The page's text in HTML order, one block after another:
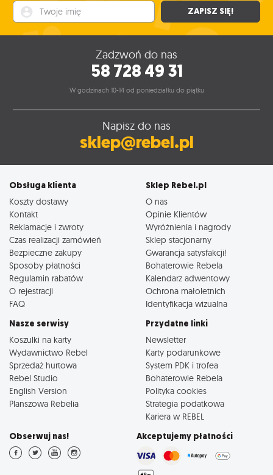
ZAPISZ SIĘ!
Zadzwoń do nas
58 728 49 31
W godzinach 10-14 od poniedziałku do piątku
Napisz do nas
sklep@rebel.pl
Obsługa klienta
Koszty dostawy
Kontakt
Reklamacje i zwroty
Czas realizacji zamówień
Bezpieczne zakupy
Sposoby płatności
Regulamin rabatów
O rejestracji
FAQ
Sklep Rebel.pl
O nas
Opinie Klientów
Wyróżnienia i nagrody
Sklep stacjonarny
Gwarancja satysfakcji!
Bohaterowie Rebela
Kalendarz adwentowy
Ochrona małoletnich
Identyfikacja wizualna
Nasze serwisy
Koszulki na karty
Wydawnictwo Rebel
Sprzedaż hurtowa
Rebel Studio
English Version
Planszowa Rebelia
Przydatne linki
Newsletter
Karty podarunkowe
System PDK i trofea
Bohaterowie Rebela
Polityka cookies
Strategia podatkowa
Kariera w REBEL
Obserwuj nas! Akceptujemy płatności